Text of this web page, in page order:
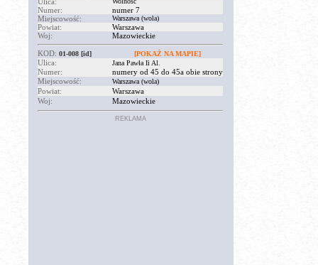
Numer:
numer 7
Miejscowość:
Warszawa (wola)
Powiat:
Warszawa
Woj:
Mazowieckie
KOD: 01-008 [id] [POKAŻ NA MAPIE]
Ulica: Jana Pawła Ii Al.
Numer:
numery od 45 do 45a obie strony
Miejscowość:
Warszawa (wola)
Powiat:
Warszawa
Woj:
Mazowieckie
REKLAMA